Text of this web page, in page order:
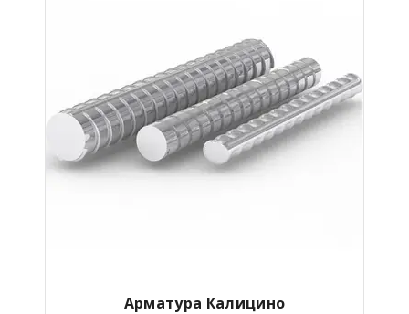
Арматура Калицино